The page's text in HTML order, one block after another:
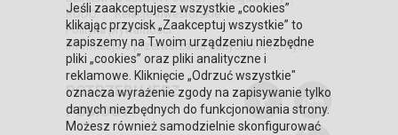
RODO
Relacje inwestorskie
Polityka prywatności
Informacja o przetwarzaniu danych osobowych
POTRZEBUJESZ
POMOCY?
Jeśli zaakceptujesz wszystkie „cookies”
klikając przycisk „Zaakceptuj wszystkie” to
zapiszemy na Twoim urządzeniu niezbędne
pliki „cookies” oraz pliki analityczne i
reklamowe. Kliknięcie „Odrzuć wszystkie"
oznacza wyrażenie zgody na zapisywanie tylko
danych niezbędnych do funkcjonowania strony.
Możesz również samodzielnie skonfigurować